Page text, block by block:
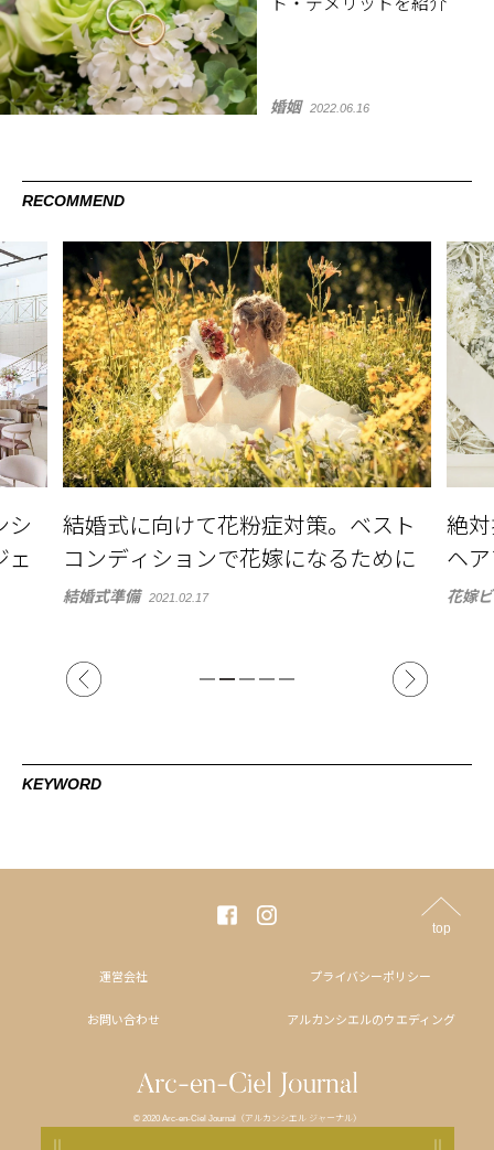
ト・デメリットを紹介
婚姻 2022.06.16
RECOMMEND
シ
ェ
結婚式に向けて花粉症対策。ベスト
コンディションで花嫁になるために
結婚式準備 2021.02.17
絶
ヘ
花嫁
KEYWORD
top
運営会社 プライバシーポリシー
お問い合わせ アルカンシエルのウエディング
© 2020 Arc-en-Ciel Journal（アルカンシエル ジャーナル）